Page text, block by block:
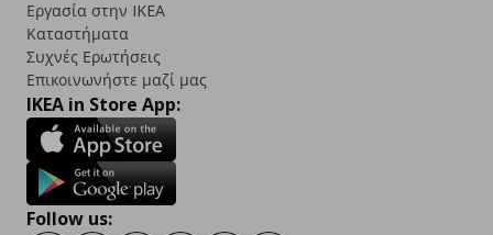
Εργασία στην IKEA
Καταστήματα
Συχνές Ερωτήσεις
Επικοινωνήστε μαζί μας
IKEA in Store App:
Follow us: